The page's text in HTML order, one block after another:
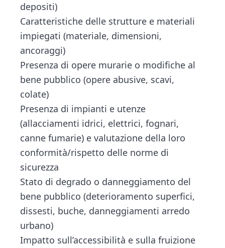
depositi)
Caratteristiche delle strutture e materiali
impiegati (materiale, dimensioni,
ancoraggi)
Presenza di opere murarie o modifiche al
bene pubblico (opere abusive, scavi,
colate)
Presenza di impianti e utenze
(allacciamenti idrici, elettrici, fognari,
canne fumarie) e valutazione della loro
conformità/rispetto delle norme di
sicurezza
Stato di degrado o danneggiamento del
bene pubblico (deterioramento superfici,
dissesti, buche, danneggiamenti arredo
urbano)
Impatto sull’accessibilità e sulla fruizione